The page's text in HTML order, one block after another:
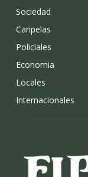
Sociedad
Caripelas
Policiales
Economia
Locales
Internacionales